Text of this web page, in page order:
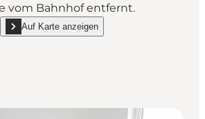
vom Bahnhof entfernt.
Hotel Saxildhus -
Auf Karte anzeigen
show Milling Hotel Saxildhus - Charmantes